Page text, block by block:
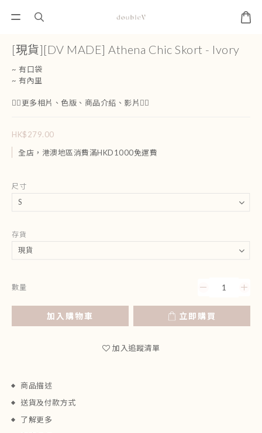
[現貨][DV MADE] Athena Chic Skort - Ivory
~ 有口袋
~ 有內里
👇🏻更多相片、色版、商品介紹、影片👇🏻
HK$279.00
全店，港澳地區消費滿HKD1000免運費
尺寸
存貨
數量
加入購物車 立即購買
加入追蹤清單
商品描述
送貨及付款方式
了解更多